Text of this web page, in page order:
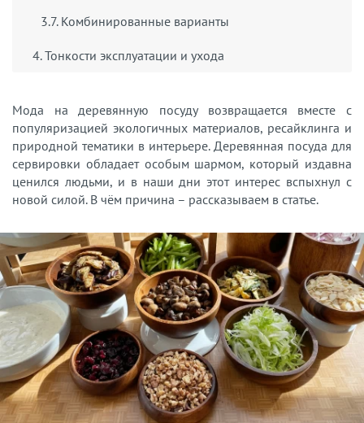
3.7. Комбинированные варианты
4. Тонкости эксплуатации и ухода
Мода на деревянную посуду возвращается вместе с
популяризацией экологичных материалов, ресайклинга и
природной тематики в интерьере. Деревянная посуда для
сервировки обладает особым шармом, который издавна
ценился людьми, и в наши дни этот интерес вспыхнул с
новой силой. В чём причина – рассказываем в статье.